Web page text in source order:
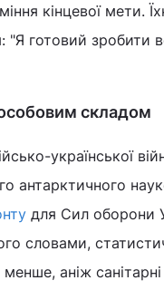
кінцевої мети.
"Я готовий зробити
складом
української
антарктичного
для Сил оборони
словами,
менше, аніж